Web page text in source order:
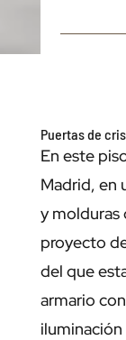
Puertas de
En este
Madrid, en
y molduras
proyecto
del que
armario